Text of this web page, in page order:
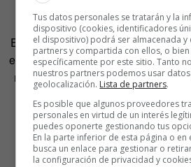
¿Dónde se desarrollan las
El trabajo se realiza en el estudio
en Taipei (Taiwán). Tenemos un
modeladores, guionistas gráficos,
trabajan el motion
¿Cuanto tardáis en hacer un
Tus datos personales se tratarán y la
dispositivo (cookies, identificadores
el dispositivo) podrá ser almacenada
partners y compartida con ellos, o bien
específicamente por este sitio. Tanto
nuestros partners podemos usar
geolocalización. Lista de partners.
Es posible que algunos proveedores
personales en virtud de un interés
puedes oponerte gestionando tus
En la parte inferior de esta página o en
busca un enlace para gestionar o
la configuración de privacidad y